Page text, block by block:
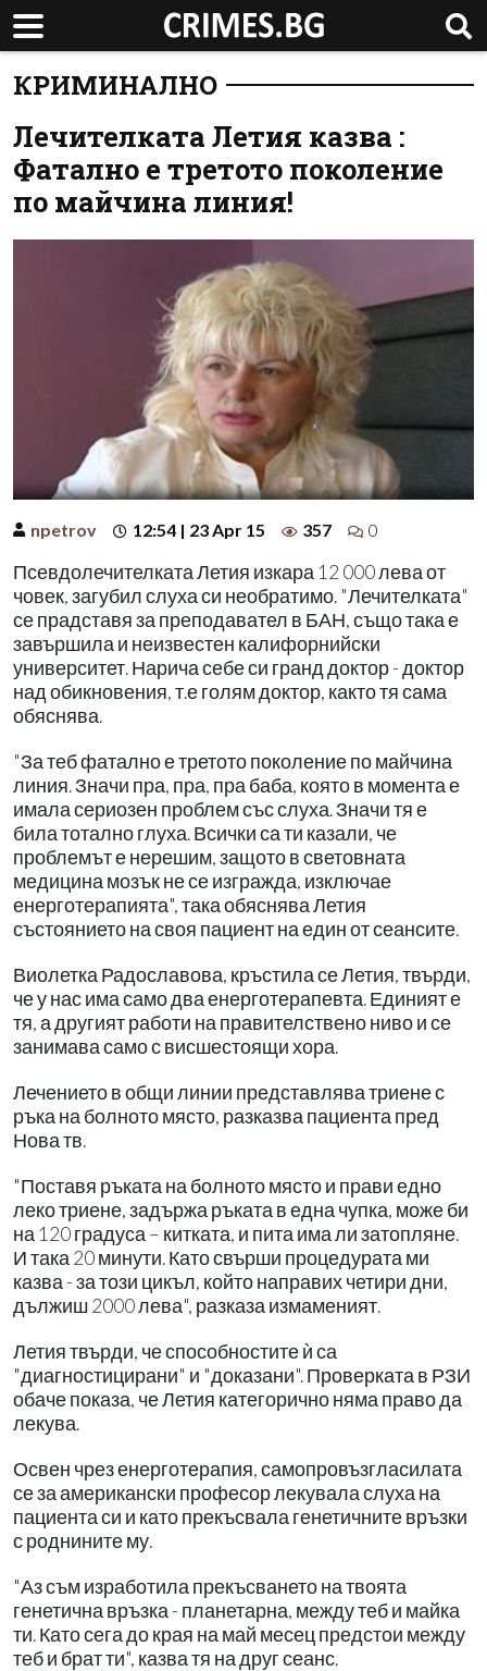
КРИМИНАЛНО
Лечителката Летия казва :
Фатално е третото поколение
по майчина линия!
npetrov 12:54 | 23 Apr 15 357 0
Псевдолечителката Летия изкара 12 000 лева от
човек, загубил слуха си необратимо. "Лечителката"
се прадставя за преподавател в БАН, също така е
завършила и неизвестен калифорнийски
университет. Нарича себе си гранд доктор - доктор
над обикновения, т.е голям доктор, както тя сама
обяснява.
"За теб фатално е третото поколение по майчина
линия. Значи пра, пра, пра баба, която в момента е
имала сериозен проблем със слуха. Значи тя е
била тотално глуха. Всички са ти казали, че
проблемът е нерешим, защото в световната
медицина мозък не се изгражда, изключае
енерготерапията", така обяснява Летия
състоянието на своя пациент на един от сеансите.
Виолетка Радославова, кръстила се Летия, твърди,
че у нас има само два енерготерапевта. Единият е
тя, а другият работи на правителствено ниво и се
занимава само с висшестоящи хора.
Лечението в общи линии представлява триене с
ръка на болното място, разказва пациента пред
Нова тв.
"Поставя ръката на болното място и прави едно
леко триене, задържа ръката в една чупка, може би
на 120 градуса – китката, и пита има ли затопляне.
И така 20 минути. Като свърши процедурата ми
казва - за този цикъл, който направих четири дни,
дължиш 2000 лева", разказа измаменият.
Летия твърди, че способностите ѝ са
"диагностицирани" и "доказани". Проверката в РЗИ
обаче показа, че Летия категорично няма право да
лекува.
Освен чрез енерготерапия, самопровъзгласилата
се за американски професор лекувала слуха на
пациента си и като прекъсвала генетичните връзки
с роднините му.
"Аз съм изработила прекъсването на твоята
генетична връзка - планетарна, между теб и майка
ти. Като сега до края на май месец предстои между
теб и брат ти", казва тя на друг сеанс.